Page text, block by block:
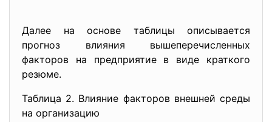
Далее на основе таблицы описывается
прогноз влияния вышеперечисленных
факторов на предприятие в виде краткого
резюме.
Таблица 2. Влияние факторов внешней среды
на организацию